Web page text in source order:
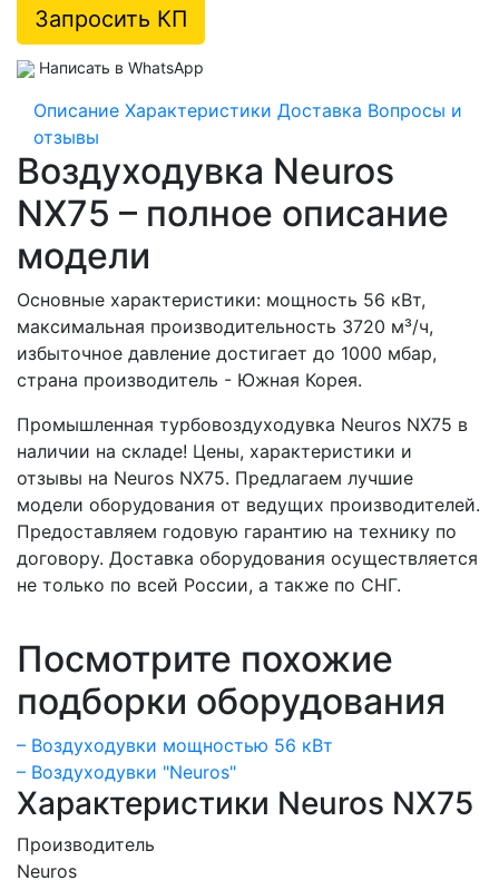
Запросить КП
Написать в WhatsApp
Описание Характеристики Доставка Вопросы и
отзывы
Воздуходувка Neuros
NX75 – полное описание
модели
Основные характеристики: мощность 56 кВт,
максимальная производительность 3720 м³/ч,
избыточное давление достигает до 1000 мбар,
страна производитель - Южная Корея.
Промышленная турбовоздуходувка Neuros NX75 в
наличии на складе! Цены, характеристики и
отзывы на Neuros NX75. Предлагаем лучшие
модели оборудования от ведущих производителей.
Предоставляем годовую гарантию на технику по
договору. Доставка оборудования осуществляется
не только по всей России, а также по СНГ.
Посмотрите похожие
подборки оборудования
– Воздуходувки мощностью 56 кВт
– Воздуходувки "Neuros"
Характеристики Neuros NX75
Производитель
Neuros